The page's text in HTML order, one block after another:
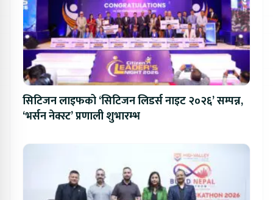
सिटिजन लाइफको ‘सिटिजन लिडर्स नाइट २०२६’ सम्पन्न,
‘भर्सन नेक्स्ट’ प्रणाली शुभारम्भ